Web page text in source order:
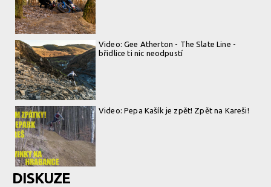
Video: Gee Atherton - The Slate Line -
břidlice ti nic neodpustí
Video: Pepa Kašík je zpět! Zpět na Kareši!
DISKUZE